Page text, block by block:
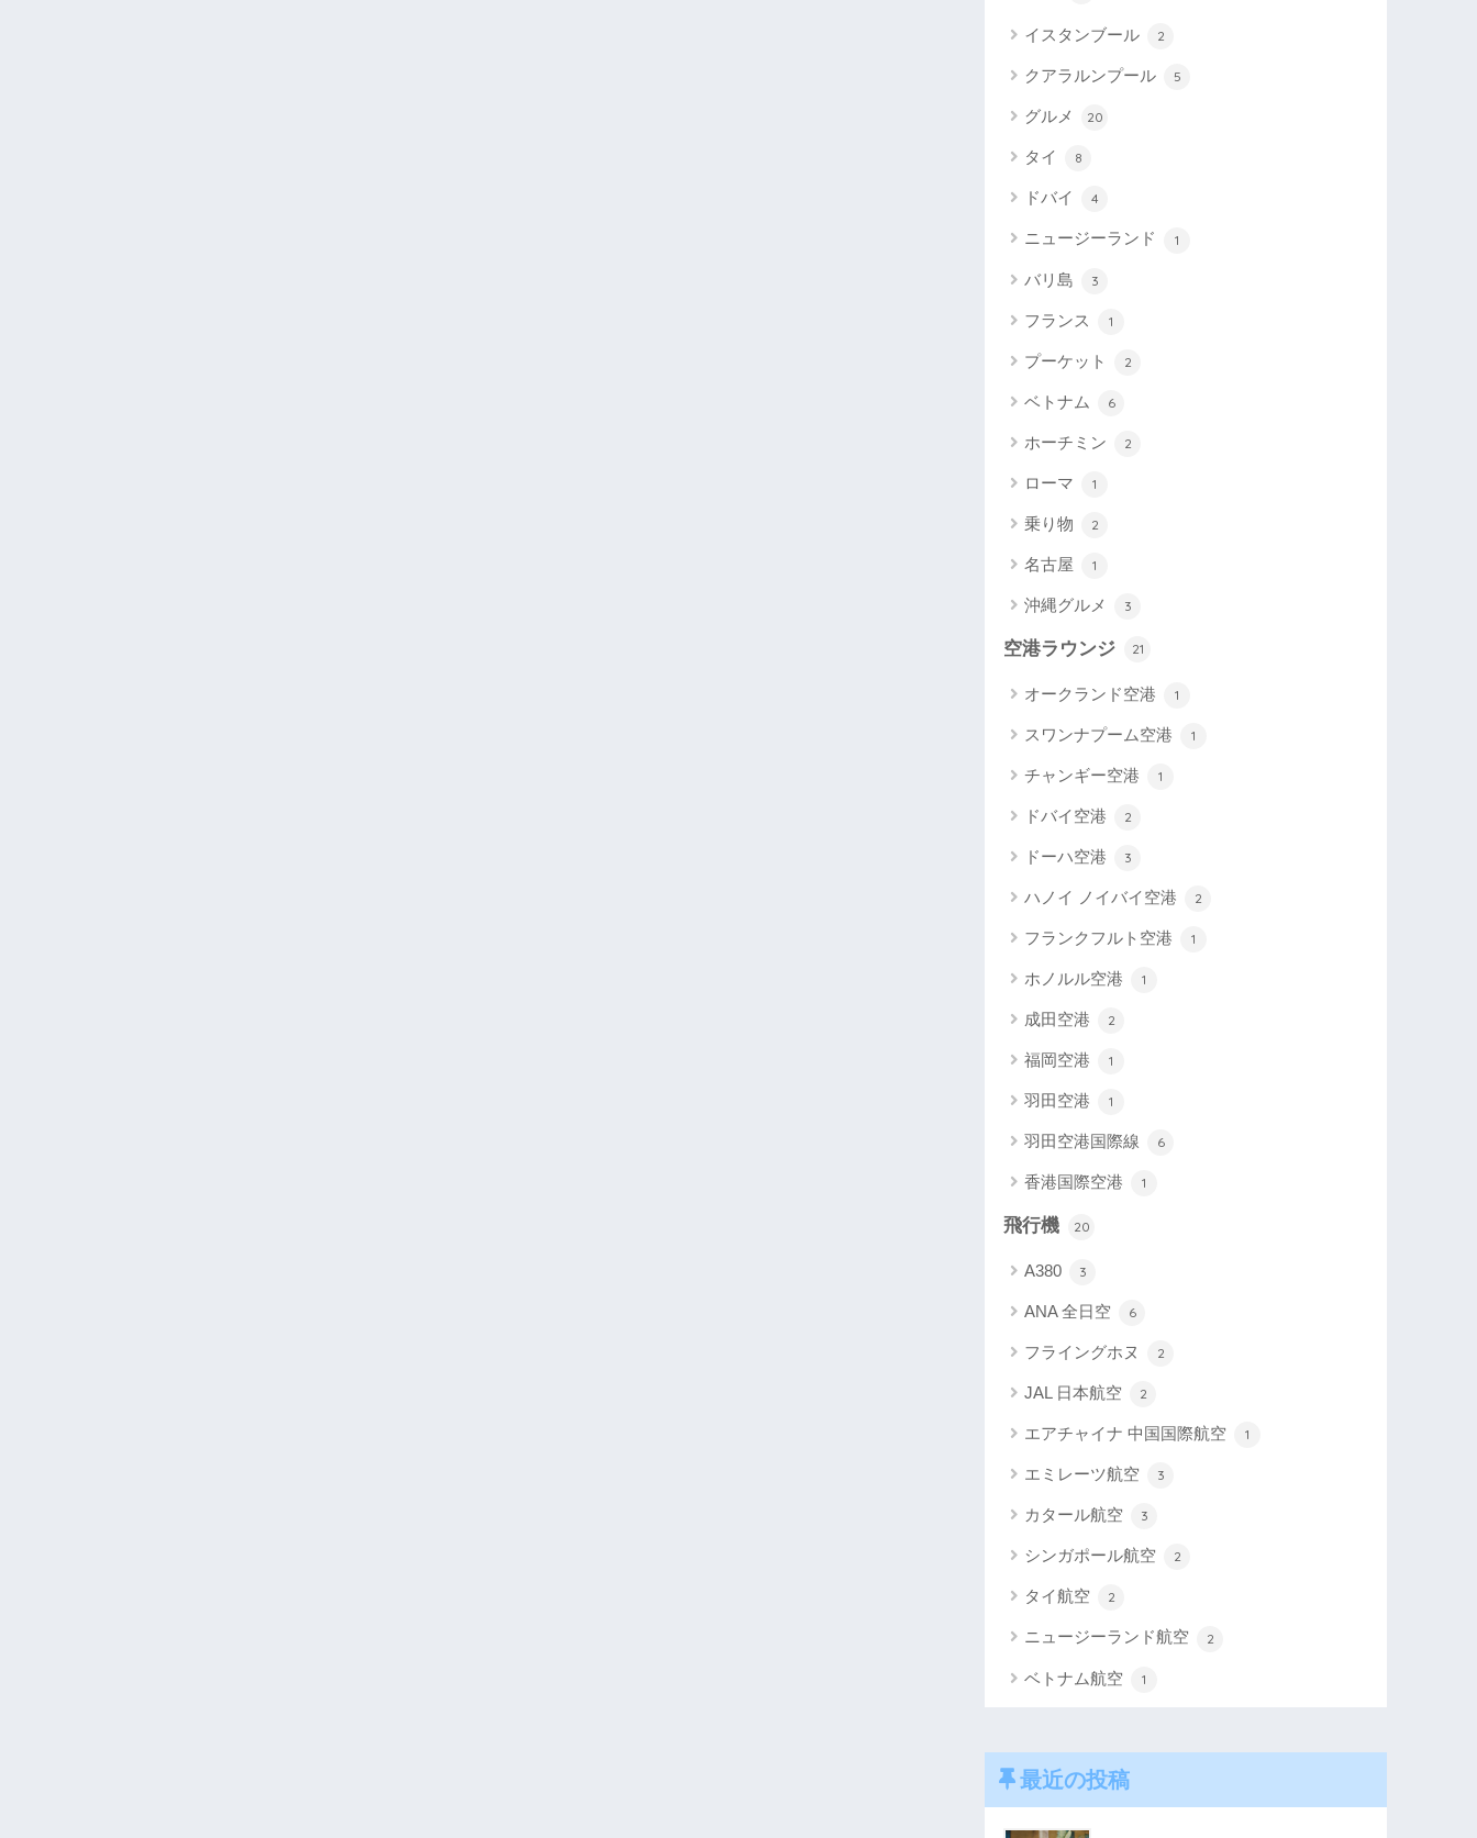
イスタンブール 2
クアラルンプール 5
グルメ 20
タイ 8
ドバイ 4
ニュージーランド 1
バリ島 3
フランス 1
プーケット 2
ベトナム 6
ホーチミン 2
ローマ 1
乗り物 2
名古屋 1
沖縄グルメ 3
空港ラウンジ 21
オークランド空港 1
スワンナプーム空港 1
チャンギー空港 1
ドバイ空港 2
ドーハ空港 3
ハノイ ノイバイ空港 2
フランクフルト空港 1
ホノルル空港 1
成田空港 2
福岡空港 1
羽田空港 1
羽田空港国際線 6
香港国際空港 1
飛行機 20
A380 3
ANA 全日空 6
フライングホヌ 2
JAL 日本航空 2
エアチャイナ 中国国際航空 1
エミレーツ航空 3
カタール航空 3
シンガポール航空 2
タイ航空 2
ニュージーランド航空 2
ベトナム航空 1
最近の投稿